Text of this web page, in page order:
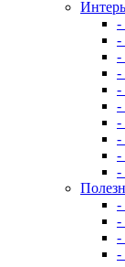
-
-
-
-
-
-
-
-
-
-
-
-
-
-